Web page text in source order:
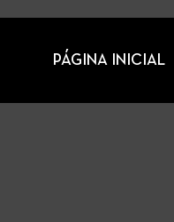
PÁGINA INICIAL